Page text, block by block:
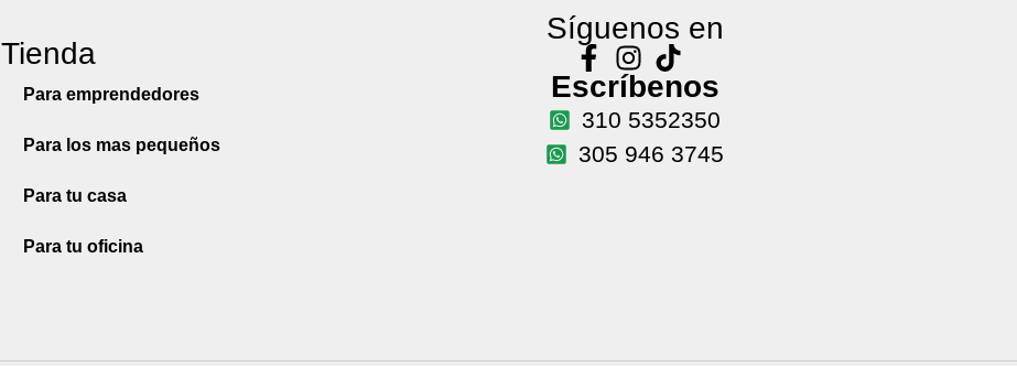
Tienda
Para emprendedores
Para los mas pequeños
Para tu casa
Para tu oficina
Síguenos en
Escríbenos
310 5352350
305 946 3745